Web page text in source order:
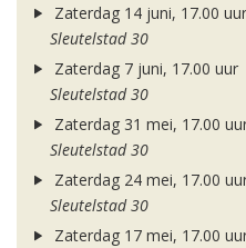
Zaterdag 14 juni, 17.00 uur
Sleutelstad 30
Zaterdag 7 juni, 17.00 uur
Sleutelstad 30
Zaterdag 31 mei, 17.00
Sleutelstad 30
Zaterdag 24 mei, 17.00
Sleutelstad 30
Zaterdag 17 mei, 17.00